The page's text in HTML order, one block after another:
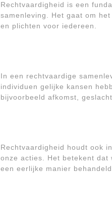
Rechtvaardigheid is een
samenleving. Het gaat om
en plichten voor iedereen.
In een rechtvaardige
individuen gelijke kansen
bijvoorbeeld afkomst,
Rechtvaardigheid houdt ook
onze acties. Het betekent dat
een eerlijke manier